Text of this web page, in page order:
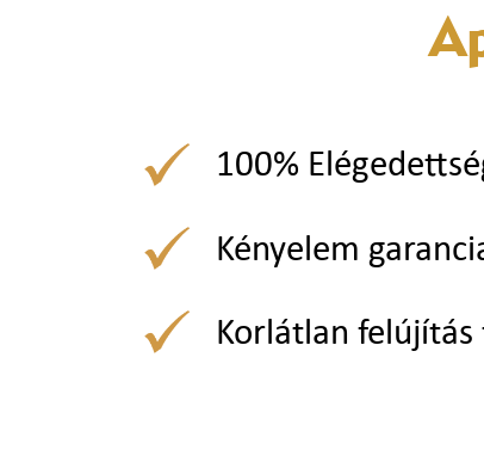
100%
Kényelem
Korlátlan felújítás